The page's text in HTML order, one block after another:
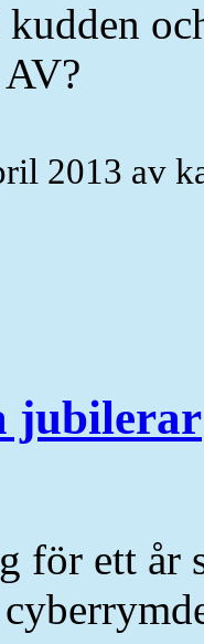
kudden
2013 av
jubilerar
för ett år